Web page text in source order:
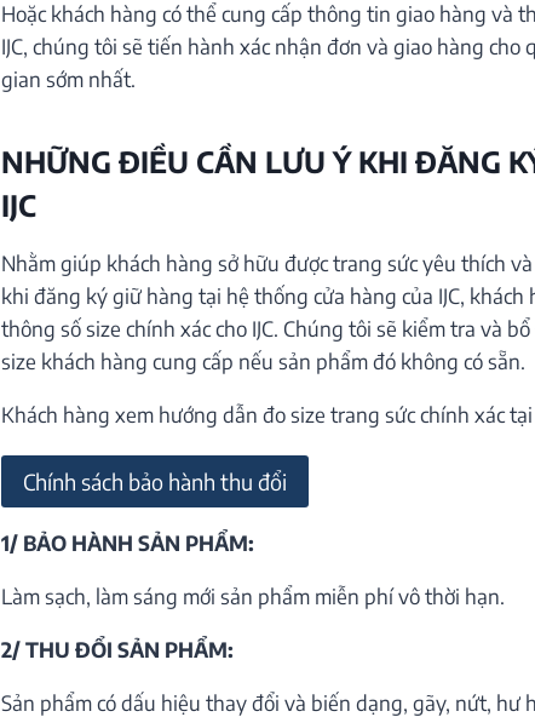
Hoặc khách hàng có thể cung cấp thông tin giao hàng và
IJC, chúng tôi sẽ tiến hành xác nhận đơn và giao hàng cho
gian sớm nhất.
NHỮNG ĐIỀU CẦN LƯU Ý KHI ĐĂNG
IJC
Nhằm giúp khách hàng sở hữu được trang sức yêu thích
khi đăng ký giữ hàng tại hệ thống cửa hàng của IJC, khách
thông số size chính xác cho IJC. Chúng tôi sẽ kiểm tra và
size khách hàng cung cấp nếu sản phẩm đó không có sẵn.
Khách hàng xem hướng dẫn đo size trang sức chính xác
Chính sách bảo hành thu đổi
1/ BẢO HÀNH SẢN PHẨM:
Làm sạch, làm sáng mới sản phẩm miễn phí vô thời hạn.
2/ THU ĐỔI SẢN PHẨM:
Sản phẩm có dấu hiệu thay đổi và biến dạng, gãy, nứt, hư